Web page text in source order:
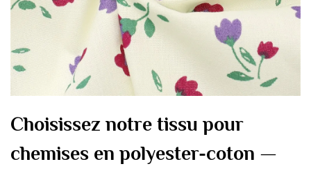
Choisissez notre tissu pour
chemises en polyester-coton —